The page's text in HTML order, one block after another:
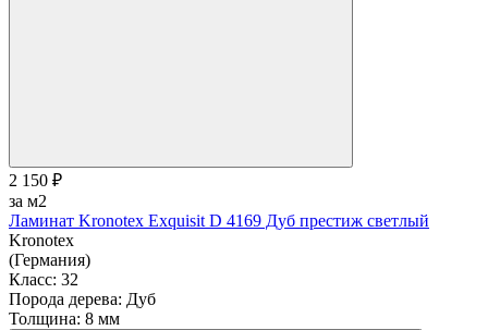
2 150 ₽
за м2
Ламинат Kronotex Exquisit D 4169 Дуб престиж светлый
Kronotex
(Германия)
Класс: 32
Порода дерева: Дуб
Толщина: 8 мм